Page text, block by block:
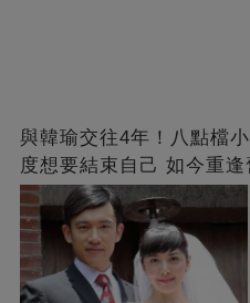
與韓瑜交往4年！八點檔
度想要結束自己 如今重逢舊愛「卻宣告終生不婚」
原因曝光